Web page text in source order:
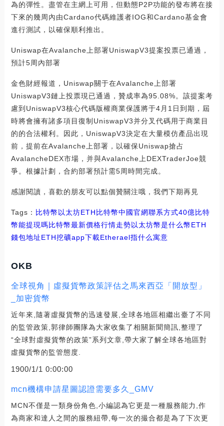
為的彈性。盡管在主網上可用，但動態P2P功能的發布將在接
下來的幾周內由Cardano代碼維護者IOG和Cardano基金會
進行測試，以確保順利推出。
Uniswap在Avalanche上部署UniswapV3提案投票已通過，
預計5周內部署
金色財經報道，Uniswap關于在Avalanche上部署
UniswapV3鏈上投票現已通過，贊成率為95.08%。該提案考
慮到UniswapV3核心代碼版權商業保護將于4月1日到期，屆
時將會擁有諸多項目復制UniswapV3并分叉代碼用于商業目
的的合法權利。因此，UniswapV3決定在大量模仿產品出現
前，提前在Avalanche上部署，以確保Uniswap搶占
AvalancheDEX市場，并與Avalanche上DEXTraderJoe競
爭。根據計劃，合約部署預計需5周時間完成。
感謝閱讀，喜歡的朋友可以點個贊關注哦，我們下期再見
Tags： 比特幣以太坊ETH比特幣中國官網聯系方式40億比特
幣能提現嗎比特幣最新價格行情走勢以太坊幣是什么幣ETH
錢包地址ETH挖礦app下載Etherael指什么寓意
OKB
全球視角｜虛擬貨幣政策評估之馬來西亞「開放型」
_加密貨幣
近年來,隨著虛擬貨幣的迅速發展,全球各地區相繼出臺了不同
的監管政策,郭律師團隊為大家收集了相關新聞簡訊,整理了
“全球對虛擬貨幣的政策”系列文章,帶大家了解全球各地區對
虛擬貨幣的監管態度.
1900/1/1 0:00:00
mcn機構申請星圖認證需要多久_GMV
MCN不僅是一類身份角色,小編認為它更是一種服務能力,作
為商家和達人之間的服務紐帶,每一次的撮合都是為了下次更